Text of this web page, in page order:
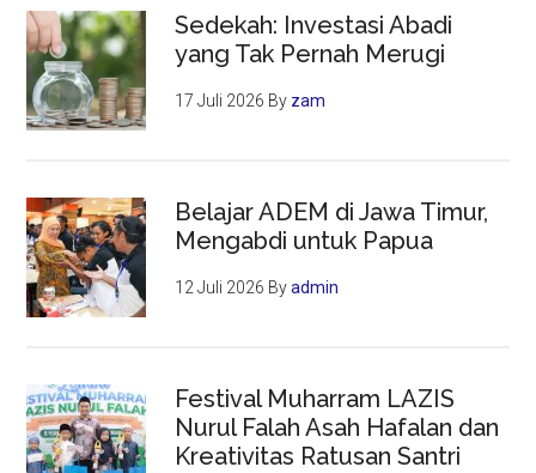
Sedekah: Investasi Abadi
yang Tak Pernah Merugi
17 Juli 2026 By zam
Belajar ADEM di Jawa Timur,
Mengabdi untuk Papua
12 Juli 2026 Byadmin
Festival Muharram LAZIS
Nurul Falah Asah Hafalan dan
Kreativitas Ratusan Santri